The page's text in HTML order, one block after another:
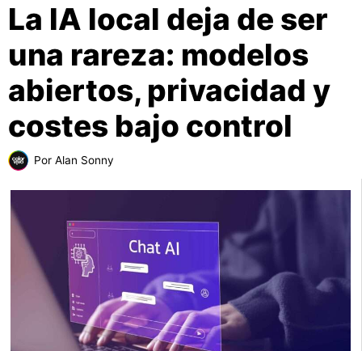
La IA local deja de ser
una rareza: modelos
abiertos, privacidad y
costes bajo control
Por Alan Sonny